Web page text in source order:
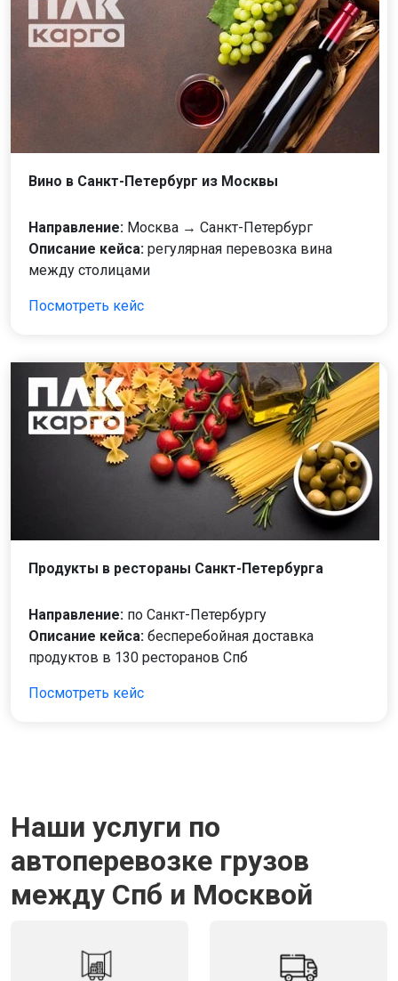
Вино в Санкт-Петербург из Москвы
Направление: Москва → Санкт-Петербург
Описание кейса: регулярная перевозка вина
между столицами
Посмотреть кейс
Продукты в рестораны Санкт-Петербурга
Направление: по Санкт-Петербургу
Описание кейса: бесперебойная доставка
продуктов в 130 ресторанов Спб
Посмотреть кейс
Наши услуги по
автоперевозке грузов
между Спб и Москвой